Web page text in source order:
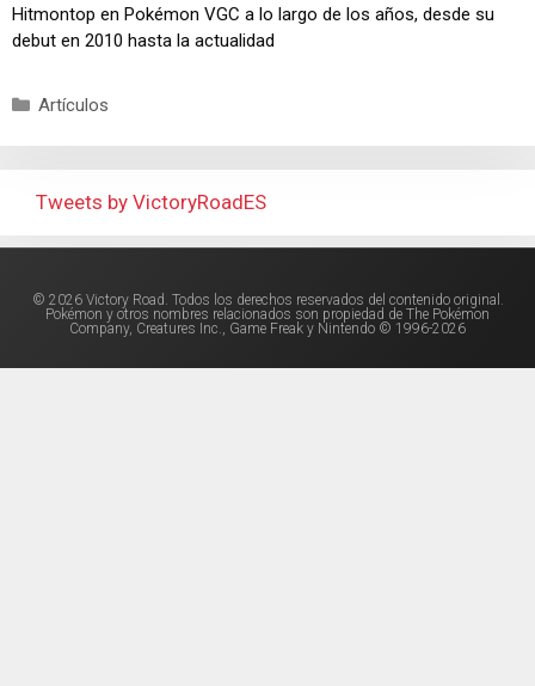
Hitmontop en Pokémon VGC a lo largo de los años, desde su
debut en 2010 hasta la actualidad
Artículos
Tweets by VictoryRoadES
© 2026 Victory Road. Todos los derechos reservados del contenido original.
Pokémon y otros nombres relacionados son propiedad de The Pokémon
Company, Creatures Inc., Game Freak y Nintendo © 1996-2026